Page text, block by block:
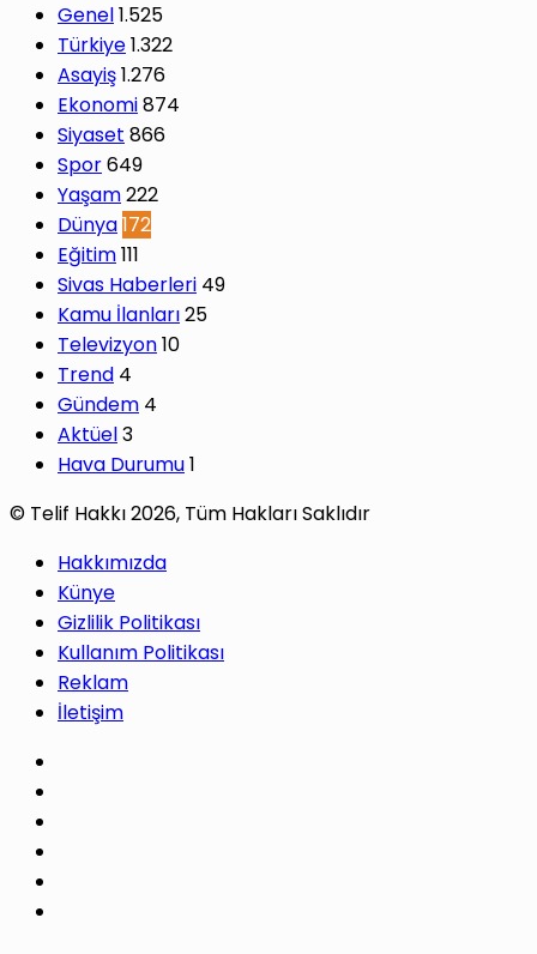
Genel1.525
Türkiye1.322
Asayiş1.276
Ekonomi874
Siyaset 866
Spor649
Yaşam222
Dünya172
Eğitim111
Sivas Haberleri 49
Kamu İlanları25
Televizyon10
Trend 4
Gündem 4
Aktüel3
Hava Durumu1
© Telif Hakkı 2026, Tüm Hakları Saklıdır
Hakkımızda
Künye
Gizlilik Politikası
Kullanım Politikası
Reklam
İletişim